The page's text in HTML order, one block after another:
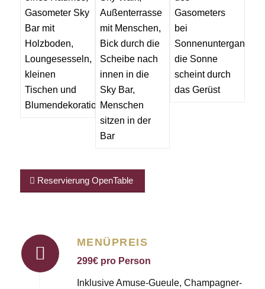
Reservierung OpenTable
MENÜPREIS
299€ pro Person
Inklusive Amuse-Gueule, Champagner-